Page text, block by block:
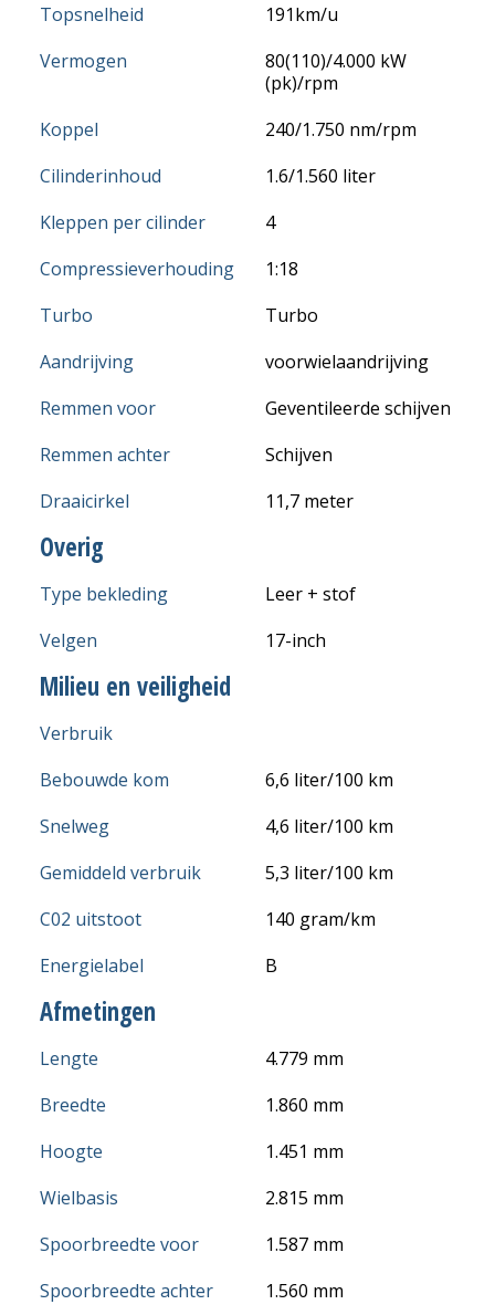
Topsnelheid
191km/u
Vermogen
80(110)/4.000 kW
(pk)/rpm
Koppel
240/1.750 nm/rpm
Cilinderinhoud
1.6/1.560 liter
Kleppen per cilinder
4
Compressieverhouding
1:18
Turbo
Turbo
Aandrijving
voorwielaandrijving
Remmen voor
Geventileerde schijven
Remmen achter
Schijven
Draaicirkel
11,7 meter
Overig
Type bekleding
Leer + stof
Velgen
17-inch
Milieu en veiligheid
Verbruik
Bebouwde kom
6,6 liter/100 km
Snelweg
4,6 liter/100 km
Gemiddeld verbruik
5,3 liter/100 km
C02 uitstoot
140 gram/km
Energielabel
B
Afmetingen
Lengte
4.779 mm
Breedte
1.860 mm
Hoogte
1.451 mm
Wielbasis
2.815 mm
Spoorbreedte voor
1.587 mm
Spoorbreedte achter
1.560 mm